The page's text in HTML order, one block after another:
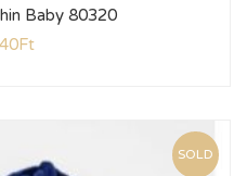
Baby 80320
Ft
SOLD